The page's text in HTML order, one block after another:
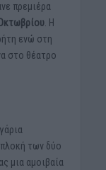
πρεμιέρα
. Η
ενώ στη
στο θέατρο
των δύο
μια αμοιβαία